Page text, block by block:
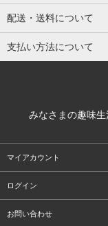
配送・送料について
支払い方法について
みなさまの趣味
マイアカウント
ログイン
お問い合わせ